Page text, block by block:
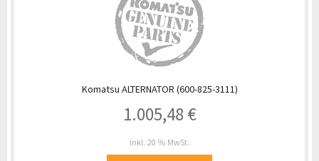
Komatsu ALTERNATOR (600-825-3111)
1.005,48 €
inkl. 20 % MwSt.